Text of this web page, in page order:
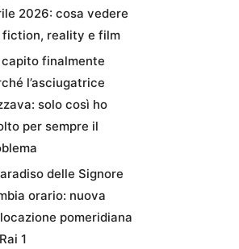
2026: cosa vedere
reality e film
capito finalmente
l’asciugatrice
solo così ho
per sempre il
delle Signore
orario: nuova
pomeridiana
1